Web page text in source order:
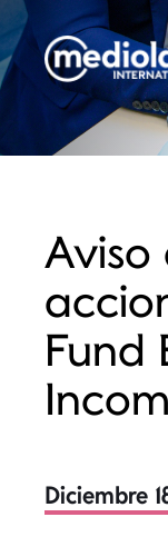
Aviso
Fund
Diciembre